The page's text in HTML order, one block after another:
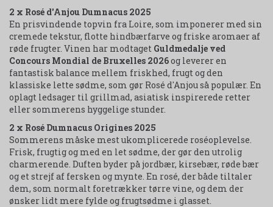
2 x Rosé d'Anjou Dumnacus 2025
En prisvindende topvin fra Loire, som imponerer med sin
cremede tekstur, flotte hindbærfarve og friske aromaer af
røde frugter. Vinen har modtaget Guldmedalje ved
Concours Mondial de Bruxelles 2026og leverer en
fantastisk balance mellem friskhed, frugt og den
klassiske lette sødme, som gør Rosé d'Anjou så populær. En
oplagt ledsager til grillmad, asiatisk inspirerede retter
eller sommerens hyggelige stunder.
2 x Rosé Dumnacus Origines 2025
Sommerens måske mest ukomplicerede roséoplevelse.
Frisk, frugtig og med en let sødme, der gør den utrolig
charmerende. Duften byder på jordbær, kirsebær, røde bær
og et strejf af fersken og mynte. En rosé, der både tiltaler
dem, som normalt foretrækker tørre vine, og dem der
ønsker lidt mere fylde og frugtsødme i glasset.